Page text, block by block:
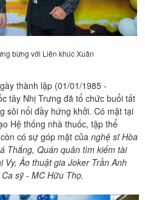
bừng với Liên khúc Xuân
thành lập (01/01/1985 -
tây Nhị Trưng đã tổ chức buổi tất
sôi nổi đầy hứng khởi. Có mặt tại
Hệ thống nhà thuốc, tập thể
có sự góp mặt của nghệ sĩ Hòa
Thắng, Quán quân tìm kiếm tài
Ảo thuật gia Joker Trần Anh
sỹ - MC Hữu Thọ.